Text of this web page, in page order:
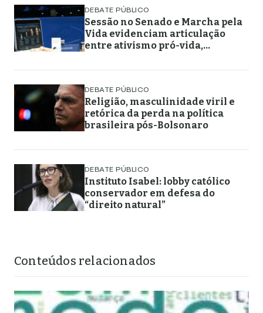
DEBATE PÚBLICO
Sessão no Senado e Marcha pela
Vida evidenciam articulação
entre ativismo pró-vida,
representação política
DEBATE PÚBLICO
Religião, masculinidade viril e
retórica da perda na política
brasileira pós-Bolsonaro
DEBATE PÚBLICO
Instituto Isabel: lobby católico
conservador em defesa do
“direito natural”
Conteúdos relacionados